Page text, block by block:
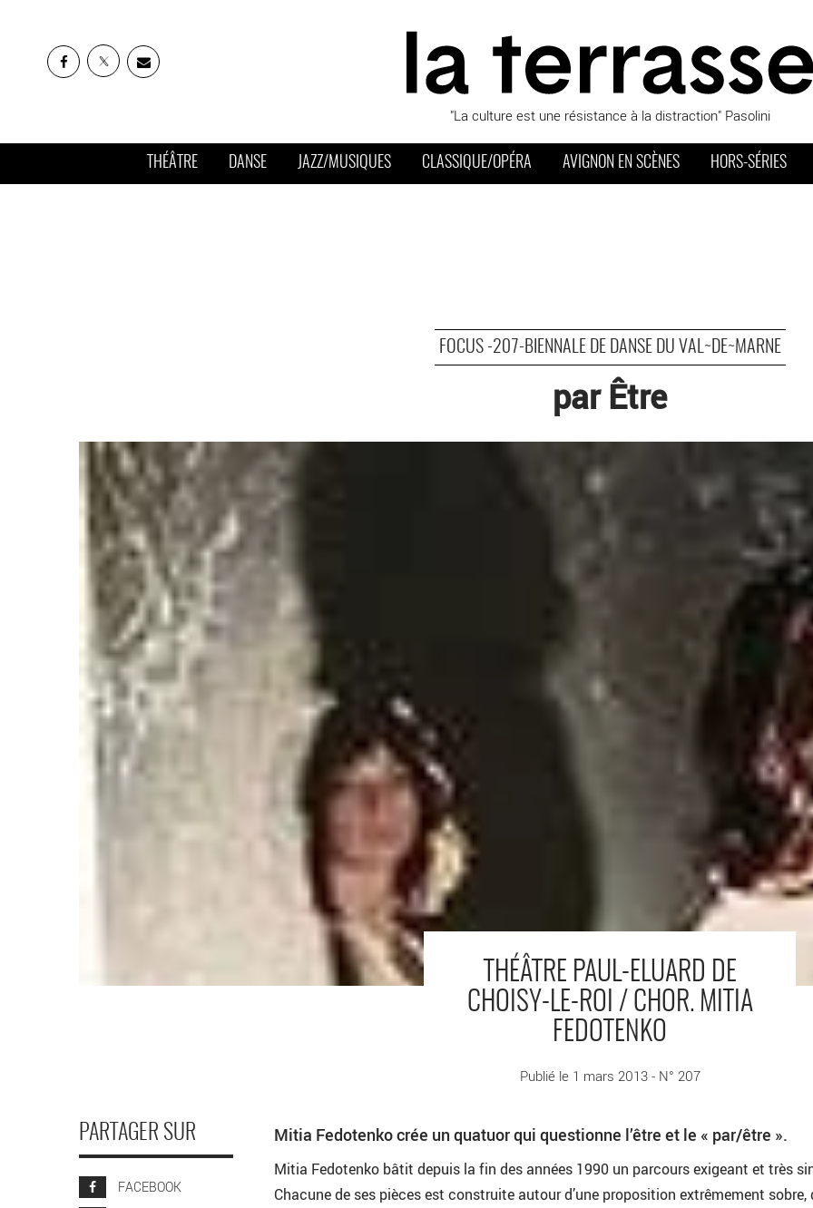
"La culture est une résistance à la distraction" Pasolini
THÉÂTRE DANSE JAZZ/MUSIQUES CLASSIQUE/OPÉRA AVIGNON EN SCÈNES HORS-SÉRIES
FOCUS -207-BIENNALE DE DANSE DU VAL~DE~MARNE
par Être
THÉÂTRE PAUL-ELUARD DE
CHOISY-LE-ROI / CHOR. MITIA
FEDOTENKO
Publié le 1 mars 2013 - N° 207
PARTAGER SUR
FACEBOOK
Mitia Fedotenko crée un quatuor qui questionne l’être et le « par/être ».
Mitia Fedotenko bâtit depuis la fin des années 1990 un parcours exigeant et très
Chacune de ses pièces est construite autour d’une proposition extrêmement sobre,